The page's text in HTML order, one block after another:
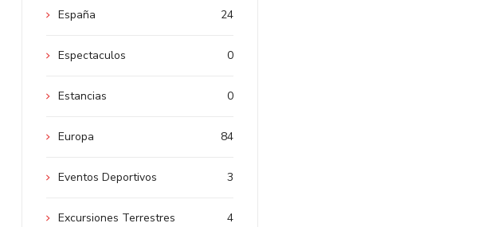
24
España
0
Espectaculos
0
Estancias
84
Europa
3
Eventos Deportivos
4
Excursiones Terrestres